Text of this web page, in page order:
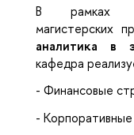
В рамках
магистерских
аналитика в
кафедра
- Финансовые
-